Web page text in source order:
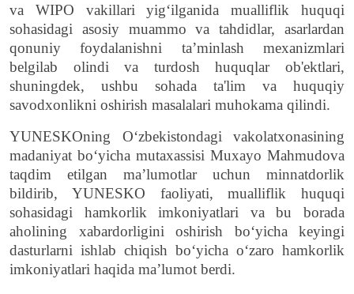
va WIPO vakillari yig‘ilganida mualliflik huquqi
sohasidagi asosiy muammo va tahdidlar, asarlardan
qonuniy foydalanishni ta’minlash mexanizmlari
belgilab olindi va turdosh huquqlar ob'ektlari,
shuningdek, ushbu sohada ta'lim va huquqiy
savodxonlikni oshirish masalalari muhokama qilindi.
YUNESKOning O‘zbekistondagi vakolatxonasining
madaniyat bo‘yicha mutaxassisi Muxayo Mahmudova
taqdim etilgan ma’lumotlar uchun minnatdorlik
bildirib, YUNESKO faoliyati, mualliflik huquqi
sohasidagi hamkorlik imkoniyatlari va bu borada
aholining xabardorligini oshirish bo‘yicha keyingi
dasturlarni ishlab chiqish bo‘yicha o‘zaro hamkorlik
imkoniyatlari haqida ma’lumot berdi.